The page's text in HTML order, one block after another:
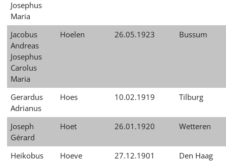
Josephus
Maria
Jacobus
Andreas
Josephus
Carolus
Maria
Hoelen 26.05.1923 Bussum
Gerardus
Adrianus
Hoes 10.02.1919 Tilburg
Joseph
Gérard
Hoet 26.01.1920 Wetteren
Heikobus
Hoeve 27.12.1901 Den Haag